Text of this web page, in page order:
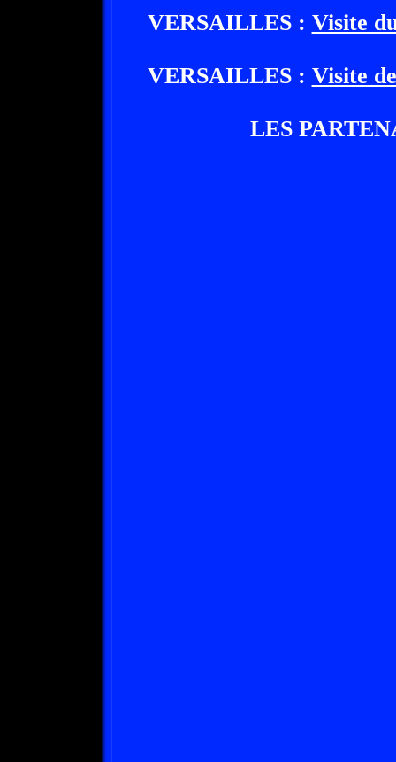
VERSAILLES : Visite
VERSAILLES : Visite
LES